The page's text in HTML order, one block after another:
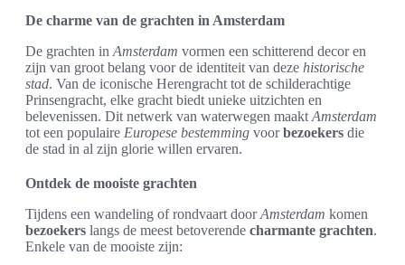
De charme van de grachten in Amsterdam
De grachten in Amsterdam vormen een schitterend decor en
zijn van groot belang voor de identiteit van deze historische
stad. Van de iconische Herengracht tot de schilderachtige
Prinsengracht, elke gracht biedt unieke uitzichten en
belevenissen. Dit netwerk van waterwegen maakt Amsterdam
tot een populaire Europese bestemming voorbezoekers die
de stad in al zijn glorie willen ervaren.
Ontdek de mooiste grachten
Tijdens een wandeling of rondvaart doorAmsterdam komen
bezoekers langs de meest betoverende charmante grachten.
Enkele van de mooiste zijn: